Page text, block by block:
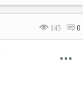
145 0